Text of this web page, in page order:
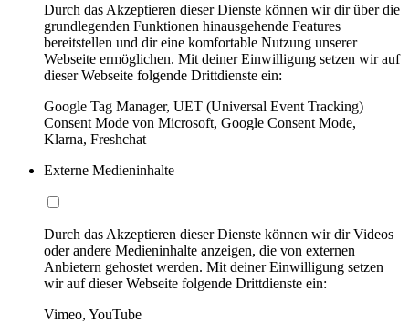
Durch das Akzeptieren dieser Dienste können wir dir über die
grundlegenden Funktionen hinausgehende Features
bereitstellen und dir eine komfortable Nutzung unserer
Webseite ermöglichen. Mit deiner Einwilligung setzen wir auf
dieser Webseite folgende Drittdienste ein:
Google Tag Manager, UET (Universal Event Tracking)
Consent Mode von Microsoft, Google Consent Mode,
Klarna, Freshchat
Externe Medieninhalte
Durch das Akzeptieren dieser Dienste können wir dir Videos
oder andere Medieninhalte anzeigen, die von externen
Anbietern gehostet werden. Mit deiner Einwilligung setzen
wir auf dieser Webseite folgende Drittdienste ein:
Vimeo, YouTube